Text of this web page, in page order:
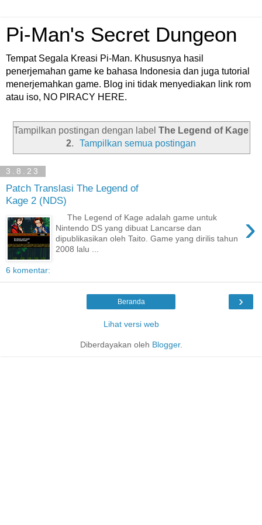
Pi-Man's Secret Dungeon
Tempat Segala Kreasi Pi-Man. Khususnya hasil
penerjemahan game ke bahasa Indonesia dan juga tutorial
menerjemahkan game. Blog ini tidak menyediakan link rom
atau iso, NO PIRACY HERE.
Tampilkan postingan dengan label The Legend of Kage
2. Tampilkan semua postingan
3.8.23
Patch Translasi The Legend of
Kage 2 (NDS)
›
The Legend of Kage adalah game untuk
Nintendo DS yang dibuat Lancarse dan
dipublikasikan oleh Taito. Game yang dirilis tahun
2008 lalu ...
6 komentar:
›
Beranda
Lihat versi web
Diberdayakan oleh Blogger.